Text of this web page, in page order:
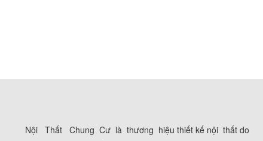
Nội Thất Chung Cư là thương hiệu thiết kế nội thất do